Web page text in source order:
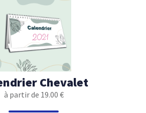
Chevalet
à partir de 19.00 €